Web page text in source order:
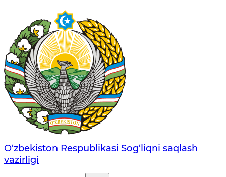
O‘zbеkistоn Rеspublikаsi Sоg‘liqni saqlash
vаzirligi